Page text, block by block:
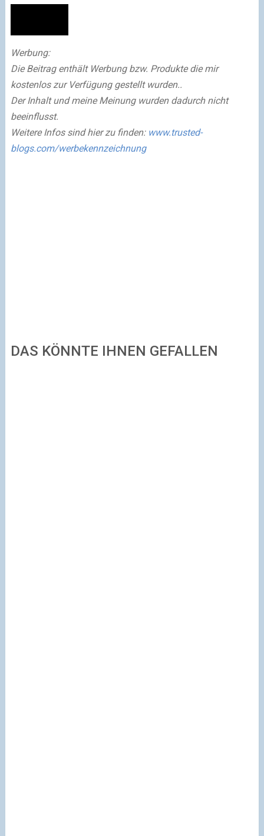
Werbung:
Die Beitrag enthält Werbung bzw. Produkte die mir
kostenlos zur Verfügung gestellt wurden..
Der Inhalt und meine Meinung wurden dadurch nicht
beeinflusst.
Weitere Infos sind hier zu finden: www.trusted-
blogs.com/werbekennzeichnung
DAS KÖNNTE IHNEN GEFALLEN